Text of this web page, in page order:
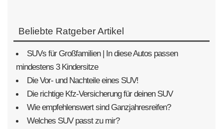
Beliebte Ratgeber Artikel
SUVs für Großfamilien | In diese Autos passen
mindestens 3 Kindersitze
Die Vor- und Nachteile eines SUV!
Die richtige Kfz-Versicherung für deinen SUV
Wie empfehlenswert sind Ganzjahresreifen?
Welches SUV passt zu mir?